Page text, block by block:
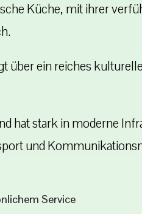
Küche, mit ihrer
über ein reiches
hat stark in moderne
und
Service